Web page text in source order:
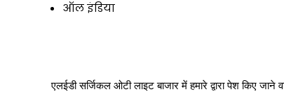
ऑल इंडिया
एलईडी सर्जिकल ओटी लाइट बाजार में हमारे द्वारा पेश किए